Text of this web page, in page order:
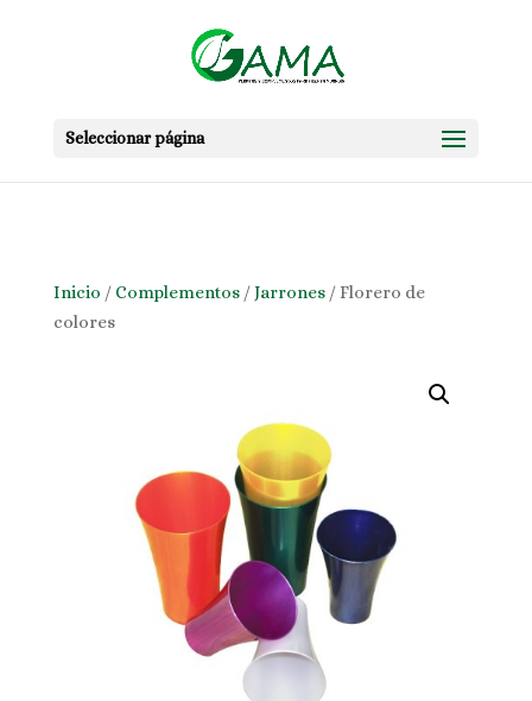
Seleccionar página
Inicio / Complementos/Jarrones/ Florero de
colores